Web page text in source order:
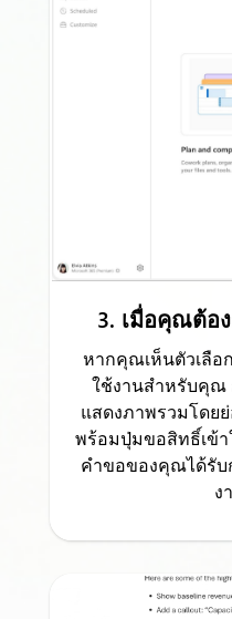
3. เมื่อคุณต้อ
หากคุณเห็นตัวเลือ
ใช้งานสำหรับคุณ
แสดงภาพรวมโดย
พร้อมปุ่มขอสิทธิ์เข้า
คำขอของคุณได้รั
ง